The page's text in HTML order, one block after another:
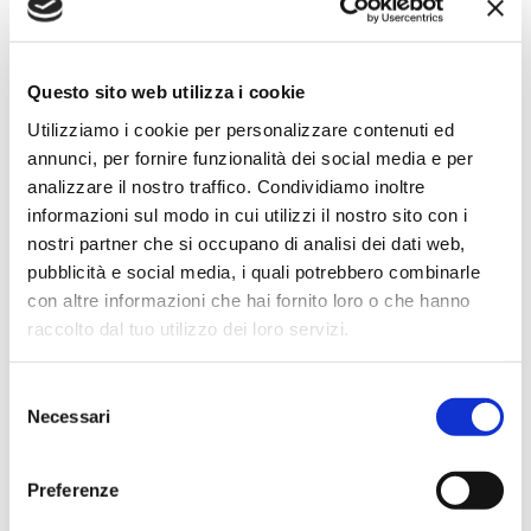
Questo sito web utilizza i cookie
Utilizziamo i cookie per personalizzare contenuti ed
annunci, per fornire funzionalità dei social media e per
analizzare il nostro traffico. Condividiamo inoltre
informazioni sul modo in cui utilizzi il nostro sito con i
nostri partner che si occupano di analisi dei dati web,
pubblicità e social media, i quali potrebbero combinarle
con altre informazioni che hai fornito loro o che hanno
raccolto dal tuo utilizzo dei loro servizi.
delNecessari
Preferenze
Ottima esperienza d’acquisto. Comunicazione
puntuale e cordiale, spedizione rapida e prodotti
effettivamente disponibili come indicato sul sito, senza
sorprese o ritardi. Servizio affidabile e professionale.
Negozio assolutamente consigliato, acqui..
4 mesi fa
Ho acquistato un Selmer Super Action 80 serie I da
Biasin e sono rimasto davvero super soddisfatto. Il sax